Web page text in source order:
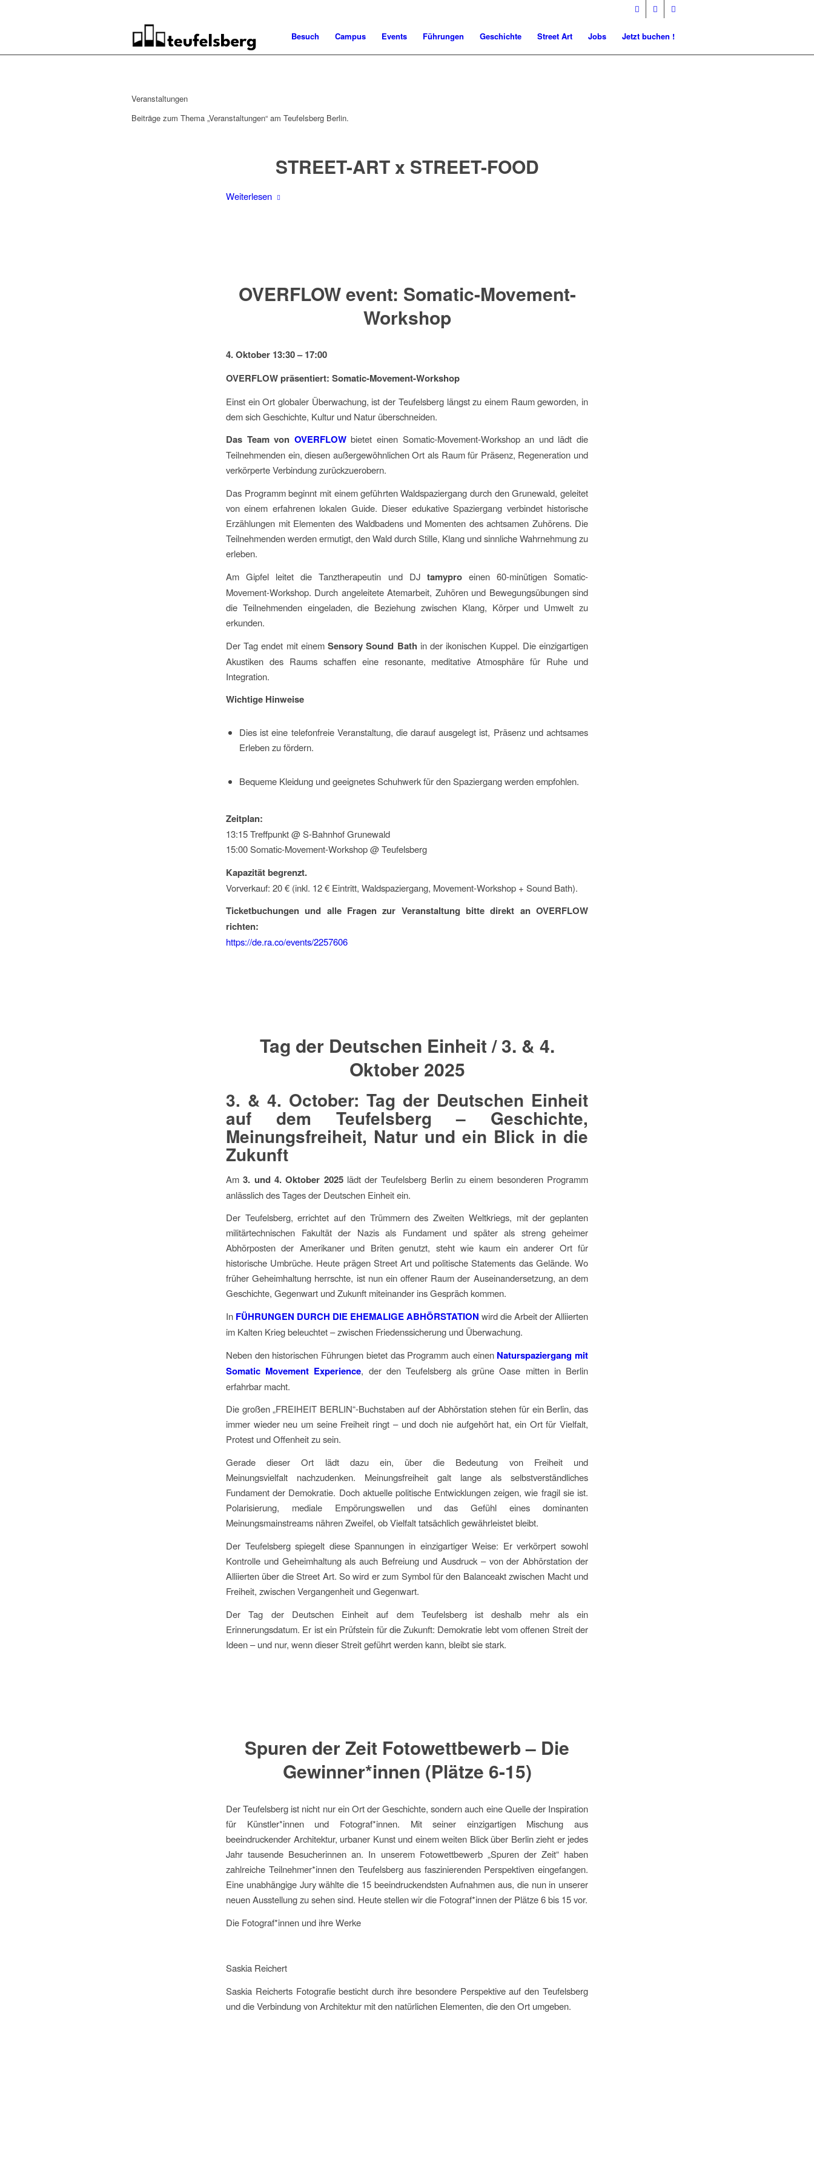
Besuch Campus Events Führungen Geschichte Street Art Jobs Jetzt buchen !
Veranstaltungen
Beiträge zum Thema „Veranstaltungen“ am Teufelsberg Berlin.
STREET-ART x STREET-FOOD
Weiterlesen
OVERFLOW event: Somatic-Movement-
Workshop
4. Oktober 13:30 – 17:00
OVERFLOW präsentiert: Somatic-Movement-Workshop
Einst ein Ort globaler Überwachung, ist der Teufelsberg längst zu einem Raum geworden, in
dem sich Geschichte, Kultur und Natur überschneiden.
Das Team von OVERFLOWbietet einen Somatic-Movement-Workshop an und lädt die
Teilnehmenden ein, diesen außergewöhnlichen Ort als Raum für Präsenz, Regeneration und
verkörperte Verbindung zurückzuerobern.
Das Programm beginnt mit einem geführten Waldspaziergang durch den Grunewald, geleitet
von einem erfahrenen lokalen Guide. Dieser edukative Spaziergang verbindet historische
Erzählungen mit Elementen des Waldbadens und Momenten des achtsamen Zuhörens. Die
Teilnehmenden werden ermutigt, den Wald durch Stille, Klang und sinnliche Wahrnehmung zu
erleben.
Am Gipfel leitet die Tanztherapeutin und DJ tamyproeinen 60-minütigen Somatic-
Movement-Workshop. Durch angeleitete Atemarbeit, Zuhören und Bewegungsübungen sind
die Teilnehmenden eingeladen, die Beziehung zwischen Klang, Körper und Umwelt zu
erkunden.
Der Tag endet mit einemSensory Sound Bath in der ikonischen Kuppel. Die einzigartigen
Akustiken des Raums schaffen eine resonante, meditative Atmosphäre für Ruhe und
Integration.
Wichtige Hinweise
Dies ist eine telefonfreie Veranstaltung, die darauf ausgelegt ist, Präsenz und achtsames
Erleben zu fördern.
Bequeme Kleidung und geeignetes Schuhwerk für den Spaziergang werden empfohlen.
Zeitplan:
13:15 Treffpunkt @ S-Bahnhof Grunewald
15:00 Somatic-Movement-Workshop @ Teufelsberg
Kapazität begrenzt.
Vorverkauf: 20 € (inkl. 12 € Eintritt, Waldspaziergang, Movement-Workshop + Sound Bath).
Ticketbuchungen und alle Fragen zur Veranstaltung bitte direkt an OVERFLOW
richten:
https://de.ra.co/events/2257606
Tag der Deutschen Einheit / 3. & 4.
Oktober 2025
3. & 4. October: Tag der Deutschen Einheit
auf dem Teufelsberg – Geschichte,
Meinungsfreiheit, Natur und ein Blick in die
Zukunft
Am3. und 4. Oktober 2025lädt der Teufelsberg Berlin zu einem besonderen Programm
anlässlich des Tages der Deutschen Einheit ein.
Der Teufelsberg, errichtet auf den Trümmern des Zweiten Weltkriegs, mit der geplanten
militärtechnischen Fakultät der Nazis als Fundament und später als streng geheimer
Abhörposten der Amerikaner und Briten genutzt, steht wie kaum ein anderer Ort für
historische Umbrüche. Heute prägen Street Art und politische Statements das Gelände. Wo
früher Geheimhaltung herrschte, ist nun ein offener Raum der Auseinandersetzung, an dem
Geschichte, Gegenwart und Zukunft miteinander ins Gespräch kommen.
In FÜHRUNGEN DURCH DIE EHEMALIGE ABHÖRSTATION wird die Arbeit der Alliierten
im Kalten Krieg beleuchtet – zwischen Friedenssicherung und Überwachung.
Neben den historischen Führungen bietet das Programm auch einen Naturspaziergang mit
Somatic Movement Experience, der den Teufelsberg als grüne Oase mitten in Berlin
erfahrbar macht.
Die großen „FREIHEIT BERLIN“-Buchstaben auf der Abhörstation stehen für ein Berlin, das
immer wieder neu um seine Freiheit ringt – und doch nie aufgehört hat, ein Ort für Vielfalt,
Protest und Offenheit zu sein.
Gerade dieser Ort lädt dazu ein, über die Bedeutung von Freiheit und
Meinungsvielfalt nachzudenken. Meinungsfreiheit galt lange als selbstverständliches
Fundament der Demokratie. Doch aktuelle politische Entwicklungen zeigen, wie fragil sie ist.
Polarisierung, mediale Empörungswellen und das Gefühl eines dominanten
Meinungsmainstreams nähren Zweifel, ob Vielfalt tatsächlich gewährleistet bleibt.
Der Teufelsberg spiegelt diese Spannungen in einzigartiger Weise: Er verkörpert sowohl
Kontrolle und Geheimhaltung als auch Befreiung und Ausdruck – von der Abhörstation der
Alliierten über die Street Art. So wird er zum Symbol für den Balanceakt zwischen Macht und
Freiheit, zwischen Vergangenheit und Gegenwart.
Der Tag der Deutschen Einheit auf dem Teufelsberg ist deshalb mehr als ein
Erinnerungsdatum. Er ist ein Prüfstein für die Zukunft: Demokratie lebt vom offenen Streit der
Ideen – und nur, wenn dieser Streit geführt werden kann, bleibt sie stark.
Spuren der Zeit Fotowettbewerb – Die
Gewinner*innen (Plätze 6-15)
Der Teufelsberg ist nicht nur ein Ort der Geschichte, sondern auch eine Quelle der Inspiration
für Künstler*innen und Fotograf*innen. Mit seiner einzigartigen Mischung aus
beeindruckender Architektur, urbaner Kunst und einem weiten Blick über Berlin zieht er jedes
Jahr tausende Besucherinnen an. In unserem Fotowettbewerb „Spuren der Zeit“ haben
zahlreiche Teilnehmer*innen den Teufelsberg aus faszinierenden Perspektiven eingefangen.
Eine unabhängige Jury wählte die 15 beeindruckendsten Aufnahmen aus, die nun in unserer
neuen Ausstellung zu sehen sind. Heute stellen wir die Fotograf*innen der Plätze 6 bis 15 vor.
Die Fotograf*innen und ihre Werke
Saskia Reichert
Saskia Reicherts Fotografie besticht durch ihre besondere Perspektive auf den Teufelsberg
und die Verbindung von Architektur mit den natürlichen Elementen, die den Ort umgeben.